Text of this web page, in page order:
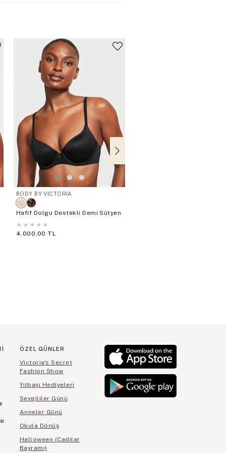
BODY BY VICTORIA
Hafif Dolgu Destekli Demi Sütyen
★ ★ ★ ★ ★
4.000,00 TL
ÖZEL GÜNLER
Victoria's Secret
Fashion Show
Yılbaşı Hediyeleri
Sevgililer Günü
Anneler Günü
Okula Dönüş
Halloween (Cadılar
Bayramı)